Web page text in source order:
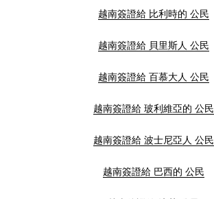
越南簽證給 比利時的 公民
越南簽證給 貝里斯人 公民
越南簽證給 百慕大人 公民
越南簽證給 玻利維亞的 公民
越南簽證給 波士尼亞人 公民
越南簽證給 巴西的 公民